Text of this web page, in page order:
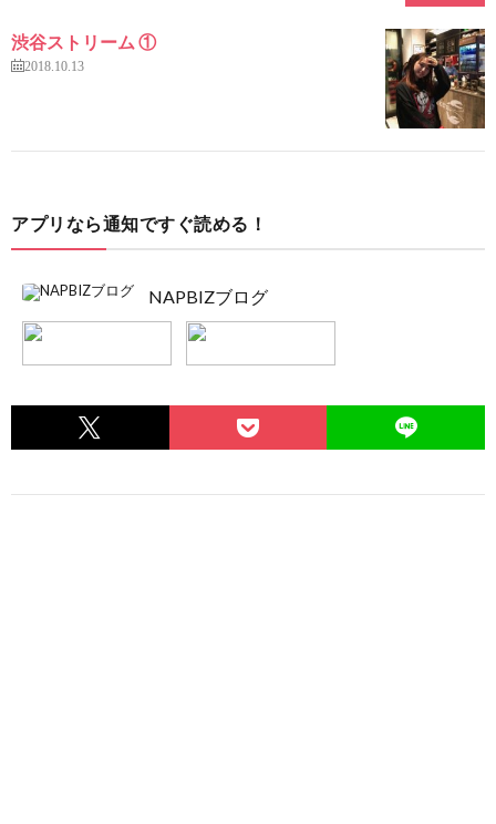
渋谷ストリーム ①
2018.10.13
アプリなら通知ですぐ読める！
NAPBIZブログ